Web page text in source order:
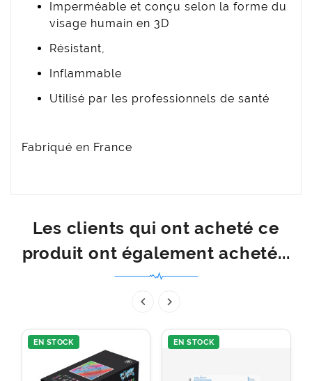
Imperméable et conçu selon la forme du
visage humain en 3D
Résistant,
Inflammable
Utilisé par les professionnels de santé
Fabriqué en France
Les clients qui ont acheté ce
produit ont également acheté...
 
EN STOCK EN STOCK